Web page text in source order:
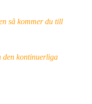
så kommer du till
den kontinuerliga